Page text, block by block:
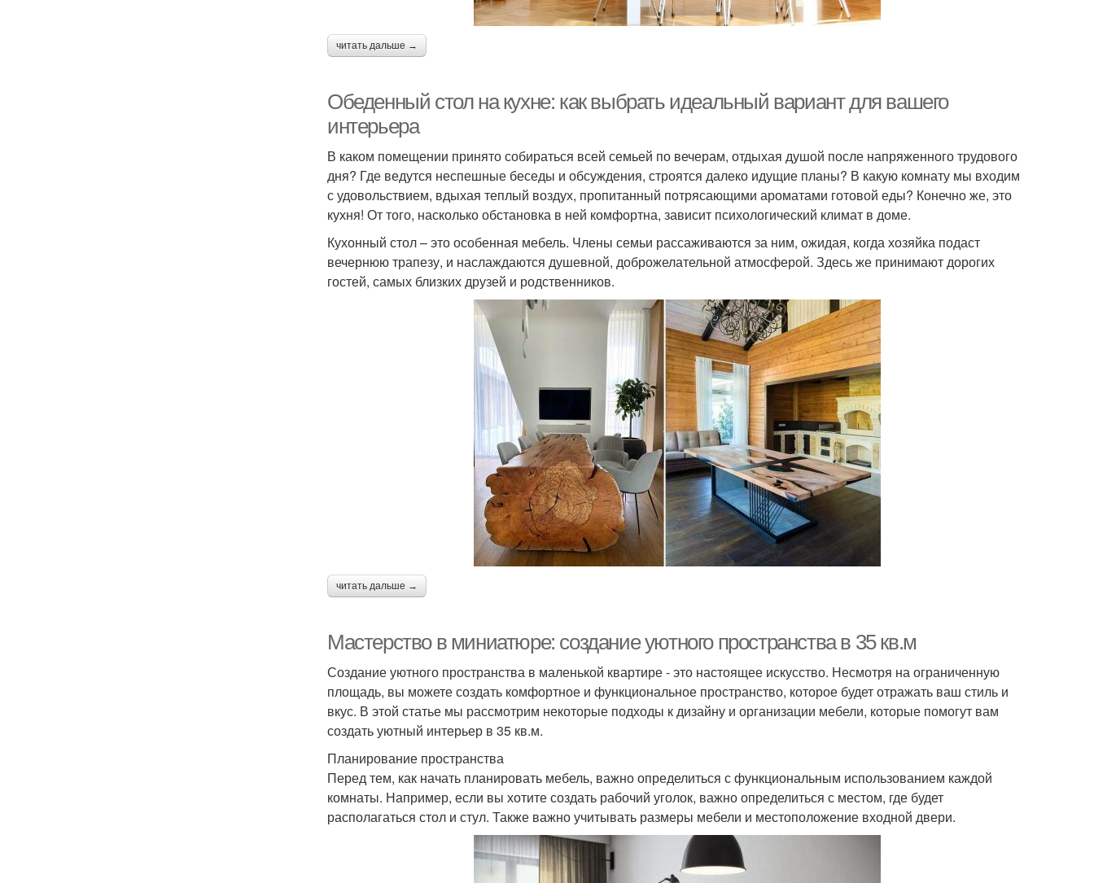
читать дальше →
Обеденный стол на кухне: как выбрать идеальный вариант для вашего
интерьера
В каком помещении принято собираться всей семьей по вечерам, отдыхая душой после напряженного трудового
дня? Где ведутся неспешные беседы и обсуждения, строятся далеко идущие планы? В какую комнату мы входим
с удовольствием, вдыхая теплый воздух, пропитанный потрясающими ароматами готовой еды? Конечно же, это
кухня! От того, насколько обстановка в ней комфортна, зависит психологический климат в доме.
Кухонный стол – это особенная мебель. Члены семьи рассаживаются за ним, ожидая, когда хозяйка подаст
вечернюю трапезу, и наслаждаются душевной, доброжелательной атмосферой. Здесь же принимают дорогих
гостей, самых близких друзей и родственников.
читать дальше →
Мастерство в миниатюре: создание уютного пространства в 35 кв.м
Создание уютного пространства в маленькой квартире - это настоящее искусство. Несмотря на ограниченную
площадь, вы можете создать комфортное и функциональное пространство, которое будет отражать ваш стиль и
вкус. В этой статье мы рассмотрим некоторые подходы к дизайну и организации мебели, которые помогут вам
создать уютный интерьер в 35 кв.м.
Планирование пространства
Перед тем, как начать планировать мебель, важно определиться с функциональным использованием каждой
комнаты. Например, если вы хотите создать рабочий уголок, важно определиться с местом, где будет
располагаться стол и стул. Также важно учитывать размеры мебели и местоположение входной двери.